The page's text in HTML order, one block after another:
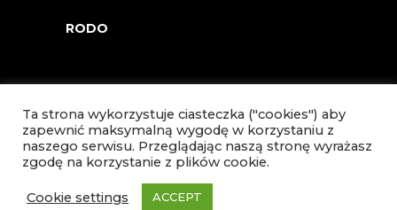
RODO
© Copyright Salon Ines 2021
Ta strona wykorzystuje ciasteczka ("cookies") aby
zapewnić maksymalną wygodę w korzystaniu z
naszego serwisu. Przeglądając naszą stronę wyrażasz
zgodę na korzystanie z plików cookie.
Cookie settings ACCEPT